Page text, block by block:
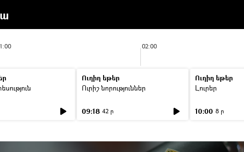
02:00
Ուղիղ եթեր
Ուրիշ նորություններ
09:18 42 ր
Ուղիղ եթեր
Լուրեր
10:00 8 ր